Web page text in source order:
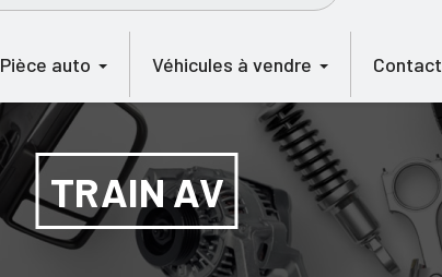
Pièce auto Véhicules à vendre Contact
TRAIN AV